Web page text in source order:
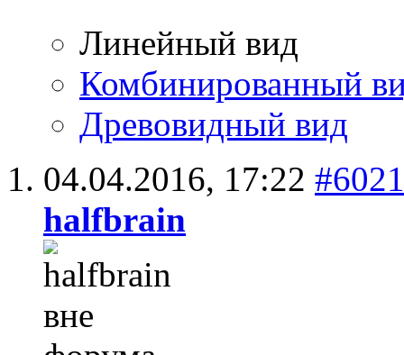
Линейный вид
Комбинированный
Древовидный вид
04.04.2016, 17:22 #6021
halfbrain